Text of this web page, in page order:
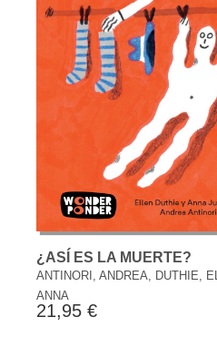
¿ASÍ ES LA MUERTE?
ANTINORI, ANDREA, DUTHIE,
ANNA
21,95 €